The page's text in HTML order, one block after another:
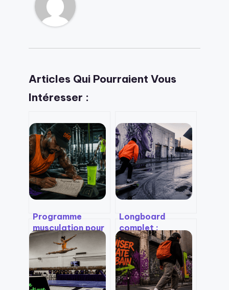
Articles Qui Pourraient Vous
Intéresser :
Programme
musculation pour
une semaine :
pourquoi
multiplier les
séances bloque
votre progression
Longboard
complet :
comment choisir
sa planche pour
allier stabilité,
vitesse et style ?